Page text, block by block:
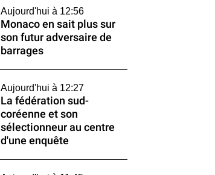
Aujourd'hui à 12:56
Monaco en sait plus sur
son futur adversaire de
barrages
Aujourd'hui à 12:27
La fédération sud-
coréenne et son
sélectionneur au centre
d'une enquête